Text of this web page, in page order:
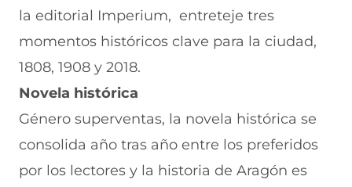
la editorial Imperium, entreteje tres
momentos históricos clave para la ciudad,
1808, 1908 y 2018.
Novela histórica
Género superventas, la novela histórica se
consolida año tras año entre los preferidos
por los lectores y la historia de Aragón es